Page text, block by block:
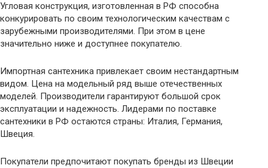
Угловая конструкция, изготовленная в РФ способна
конкурировать по своим технологическим качествам с
зарубежными производителями. При этом в цене
значительно ниже и доступнее покупателю.
Импортная сантехника привлекает своим нестандартным
видом. Цена на модельный ряд выше отечественных
моделей. Производители гарантируют большой срок
эксплуатации и надежность. Лидерами по поставке
сантехники в РФ остаются страны: Италия, Германия,
Швеция.
Покупатели предпочитают покупать бренды из Швеции